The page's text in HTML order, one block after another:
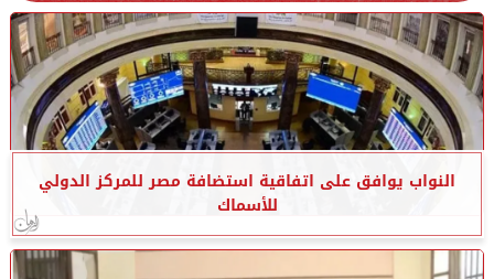
النواب يوافق على اتفاقية استضافة مصر للمركز الدولي
للأسماك